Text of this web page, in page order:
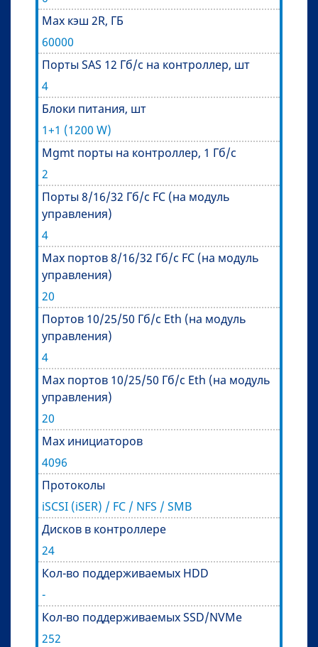
Max кэш 2R, ГБ
60000
Порты SAS 12 Гб/c на контроллер, шт
4
Блоки питания, шт
1+1 (1200 W)
Mgmt порты на контроллер, 1 Гб/c
2
Порты 8/16/32 Гб/c FС (на модуль
управления)
4
Max портов 8/16/32 Гб/c FС (на модуль
управления)
20
Портов 10/25/50 Гб/с Eth (на модуль
управления)
4
Max портов 10/25/50 Гб/с Eth (на модуль
управления)
20
Max инициаторов
4096
Протоколы
iSCSI (iSER) / FC / NFS / SMB
Дисков в контроллере
24
Кол-во поддерживаемых HDD
-
Кол-во поддерживаемых SSD/NVMe
252